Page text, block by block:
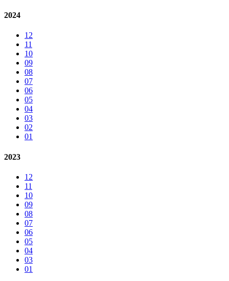
2024
12
11
10
09
08
07
06
05
04
03
02
01
2023
12
11
10
09
08
07
06
05
04
03
01